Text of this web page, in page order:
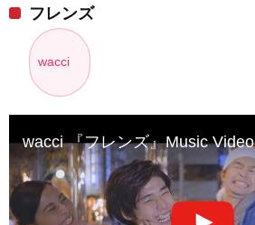
フレンズ
wacci
wacci 『フレンズ』Music Video